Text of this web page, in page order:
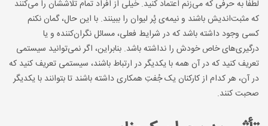
لطفاً به حرفی که می‌زنم اعتماد کنید. خیلی از افراد تمام تلاششان را می‌کنند
که مثبت‌اندیش باشند و نیمه‌ی پُر لیوان را ببینند. با این حال، گمان نکنم
کسی وجود داشته باشد که در شرایط فعلی، مسائل نگران‌کننده و یا
درگیری‌های خاص خودش را نداشته باشد. بنابراین، اگر نمی‌توانید سیستمی
تعریف کنید که در آن همه با یکدیگر در ارتباط باشند، سیستمی تعریف کنید که
در آن، هر کدام از کارکنان یک جُفتِ همکاری داشته باشند تا بتوانند با یکدیگر
صحبت کنند.